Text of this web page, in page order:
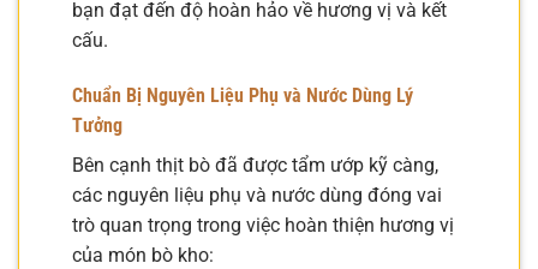
bạn đạt đến độ hoàn hảo về hương vị và kết
cấu.
Chuẩn Bị Nguyên Liệu Phụ và Nước Dùng Lý
Tưởng
Bên cạnh thịt bò đã được tẩm ướp kỹ càng,
các nguyên liệu phụ và nước dùng đóng vai
trò quan trọng trong việc hoàn thiện hương vị
của món bò kho: